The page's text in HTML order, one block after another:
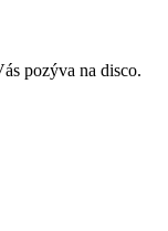
pozýva na disco.